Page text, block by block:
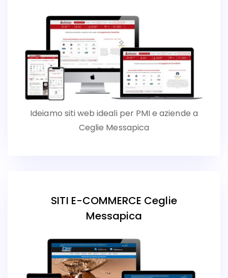
Ideiamo siti web ideali per PMI e aziende a
Ceglie Messapica
SITI E-COMMERCE Ceglie
Messapica